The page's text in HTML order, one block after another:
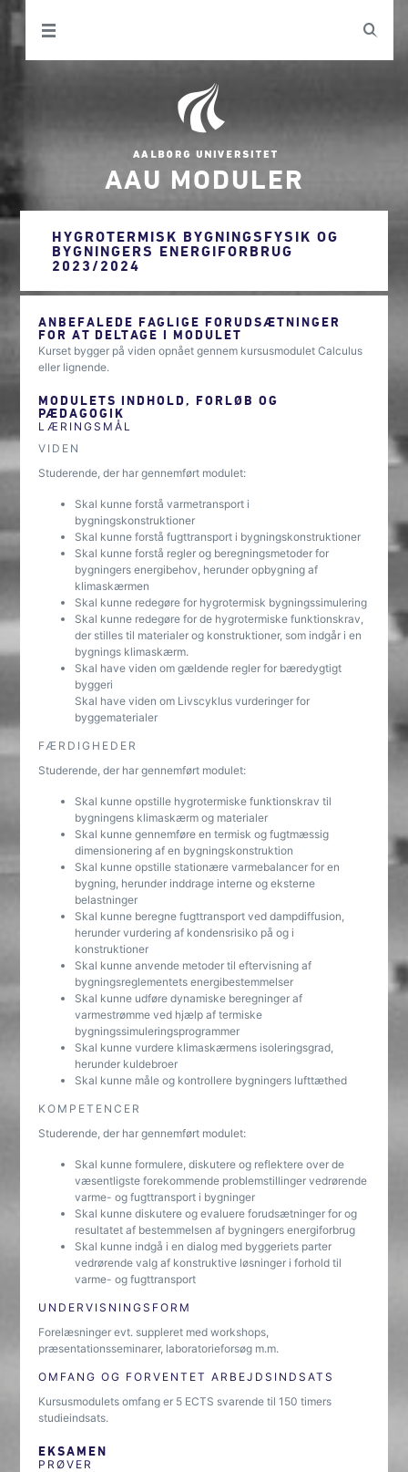
AAU MODULER
HYGROTERMISK BYGNINGSFYSIK OG
BYGNINGERS ENERGIFORBRUG
2023/2024
ANBEFALEDE FAGLIGE FORUDSÆTNINGER
FOR AT DELTAGE I MODULET
Kurset bygger på viden opnået gennem kursusmodulet Calculus
eller lignende.
MODULETS INDHOLD, FORLØB OG
PÆDAGOGIK
LÆRINGSMÅL
VIDEN
Studerende, der har gennemført modulet:
Skal kunne forstå varmetransport i
bygningskonstruktioner
Skal kunne forstå fugttransport i bygningskonstruktioner
Skal kunne forstå regler og beregningsmetoder for
bygningers energibehov, herunder opbygning af
klimaskærmen
Skal kunne redegøre for hygrotermisk bygningssimulering
Skal kunne redegøre for de hygrotermiske funktionskrav,
der stilles til materialer og konstruktioner, som indgår i en
bygnings klimaskærm.
Skal have viden om gældende regler for bæredygtigt
byggeri
Skal have viden om Livscyklus vurderinger for
byggematerialer
FÆRDIGHEDER
Studerende, der har gennemført modulet:
Skal kunne opstille hygrotermiske funktionskrav til
bygningens klimaskærm og materialer
Skal kunne gennemføre en termisk og fugtmæssig
dimensionering af en bygningskonstruktion
Skal kunne opstille stationære varmebalancer for en
bygning, herunder inddrage interne og eksterne
belastninger
Skal kunne beregne fugttransport ved dampdiffusion,
herunder vurdering af kondensrisiko på og i
konstruktioner
Skal kunne anvende metoder til eftervisning af
bygningsreglementets energibestemmelser
Skal kunne udføre dynamiske beregninger af
varmestrømme ved hjælp af termiske
bygningssimuleringsprogrammer
Skal kunne vurdere klimaskærmens isoleringsgrad,
herunder kuldebroer
Skal kunne måle og kontrollere bygningers lufttæthed
KOMPETENCER
Studerende, der har gennemført modulet:
Skal kunne formulere, diskutere og reflektere over de
væsentligste forekommende problemstillinger vedrørende
varme- og fugttransport i bygninger
Skal kunne diskutere og evaluere forudsætninger for og
resultatet af bestemmelsen af bygningers energiforbrug
Skal kunne indgå i en dialog med byggeriets parter
vedrørende valg af konstruktive løsninger i forhold til
varme- og fugttransport
UNDERVISNINGSFORM
Forelæsninger evt. suppleret med workshops,
præsentationsseminarer, laboratorieforsøg m.m.
OMFANG OG FORVENTET ARBEJDSINDSATS
Kursusmodulets omfang er 5 ECTS svarende til 150 timers
studieindsats.
EKSAMEN
PRØVER